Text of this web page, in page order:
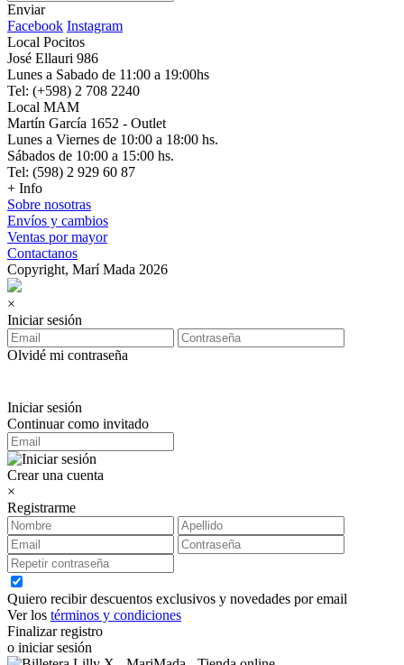
Enviar
Facebook Instagram
Local Pocitos
José Ellauri 986
Lunes a Sabado de 11:00 a 19:00hs
Tel: (+598) 2 708 2240
Local MAM
Martín García 1652 - Outlet
Lunes a Viernes de 10:00 a 18:00 hs.
Sábados de 10:00 a 15:00 hs.
Tel: (598) 2 929 60 87
+ Info
Sobre nosotras
Envíos y cambios
Ventas por mayor
Contactanos
Copyright, Marí Mada 2026
×
Iniciar sesión
Olvidé mi contraseña
Iniciar sesión
Continuar como invitado
Crear una cuenta
×
Registrarme
Quiero recibir descuentos exclusivos y novedades por email
Ver los términos y condiciones
Finalizar registro
o iniciar sesión